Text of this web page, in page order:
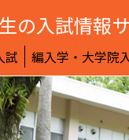
の入試情報
試 編入学・大学院